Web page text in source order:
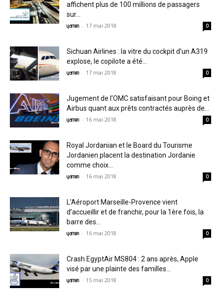
affichent plus de 100 millions de passagers
sur...
yamen - 17 mai 2018 0
Sichuan Airlines : la vitre du cockpit d’un A319
explose, le copilote a été...
yamen - 17 mai 2018 0
Jugement de l’OMC satisfaisant pour Boing et
Airbus quant aux prêts contractés auprès de...
yamen - 16 mai 2018 0
Royal Jordanian et le Board du Tourisme
Jordanien placent la destination Jordanie
comme choix...
yamen - 16 mai 2018 0
L’Aéroport Marseille-Provence vient
d’accueillir et de franchir, pour la 1ère fois, la
barre des...
yamen - 16 mai 2018 0
Crash EgyptAir MS804 : 2 ans après, Apple
visé par une plainte des familles...
yamen - 15 mai 2018 0